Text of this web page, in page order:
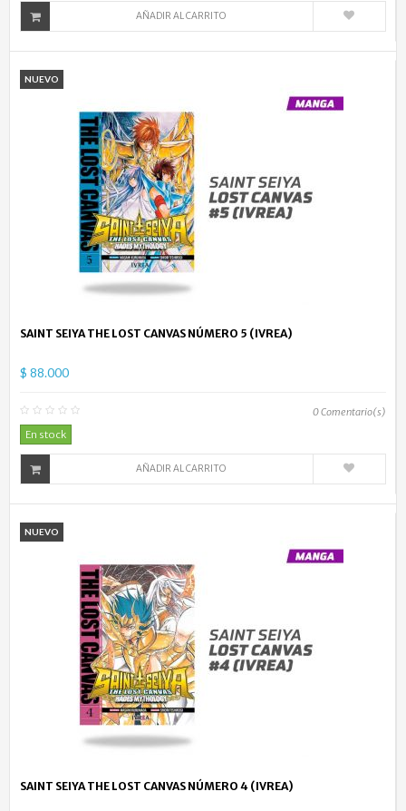
AÑADIR AL CARRITO
NUEVO
SAINT SEIYA THE LOST CANVAS NÚMERO 5 (IVREA)
$ 88.000
0Comentario(s)
En stock
AÑADIR AL CARRITO
NUEVO
SAINT SEIYA THE LOST CANVAS NÚMERO 4 (IVREA)